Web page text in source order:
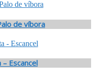
de víbora
Escancel